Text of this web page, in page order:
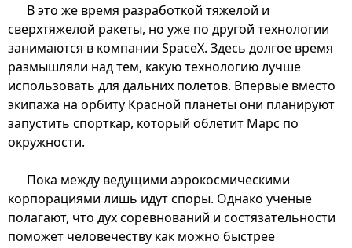
В это же время разработкой тяжелой и
сверхтяжелой ракеты, но уже по другой технологии
занимаются в компании SpaceX. Здесь долгое время
размышляли над тем, какую технологию лучше
использовать для дальних полетов. Впервые вместо
экипажа на орбиту Красной планеты они планируют
запустить спорткар, который облетит Марс по
окружности.
Пока между ведущими аэрокосмическими
корпорациями лишь идут споры. Однако ученые
полагают, что дух соревнований и состязательности
поможет человечеству как можно быстрее